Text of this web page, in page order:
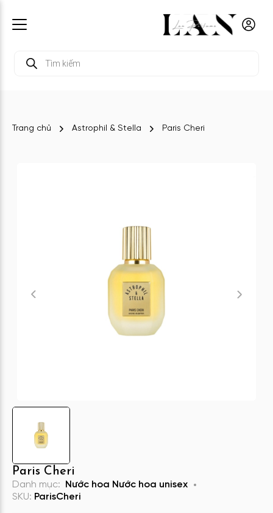
kiếm
Trang chủ Astrophil & Stella Paris Cheri
Paris Cheri
Danh mục: Nước hoa Nước hoa unisex
SKU: ParisCheri